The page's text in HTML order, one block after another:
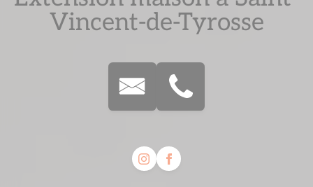
Vincent-de-Tyrosse